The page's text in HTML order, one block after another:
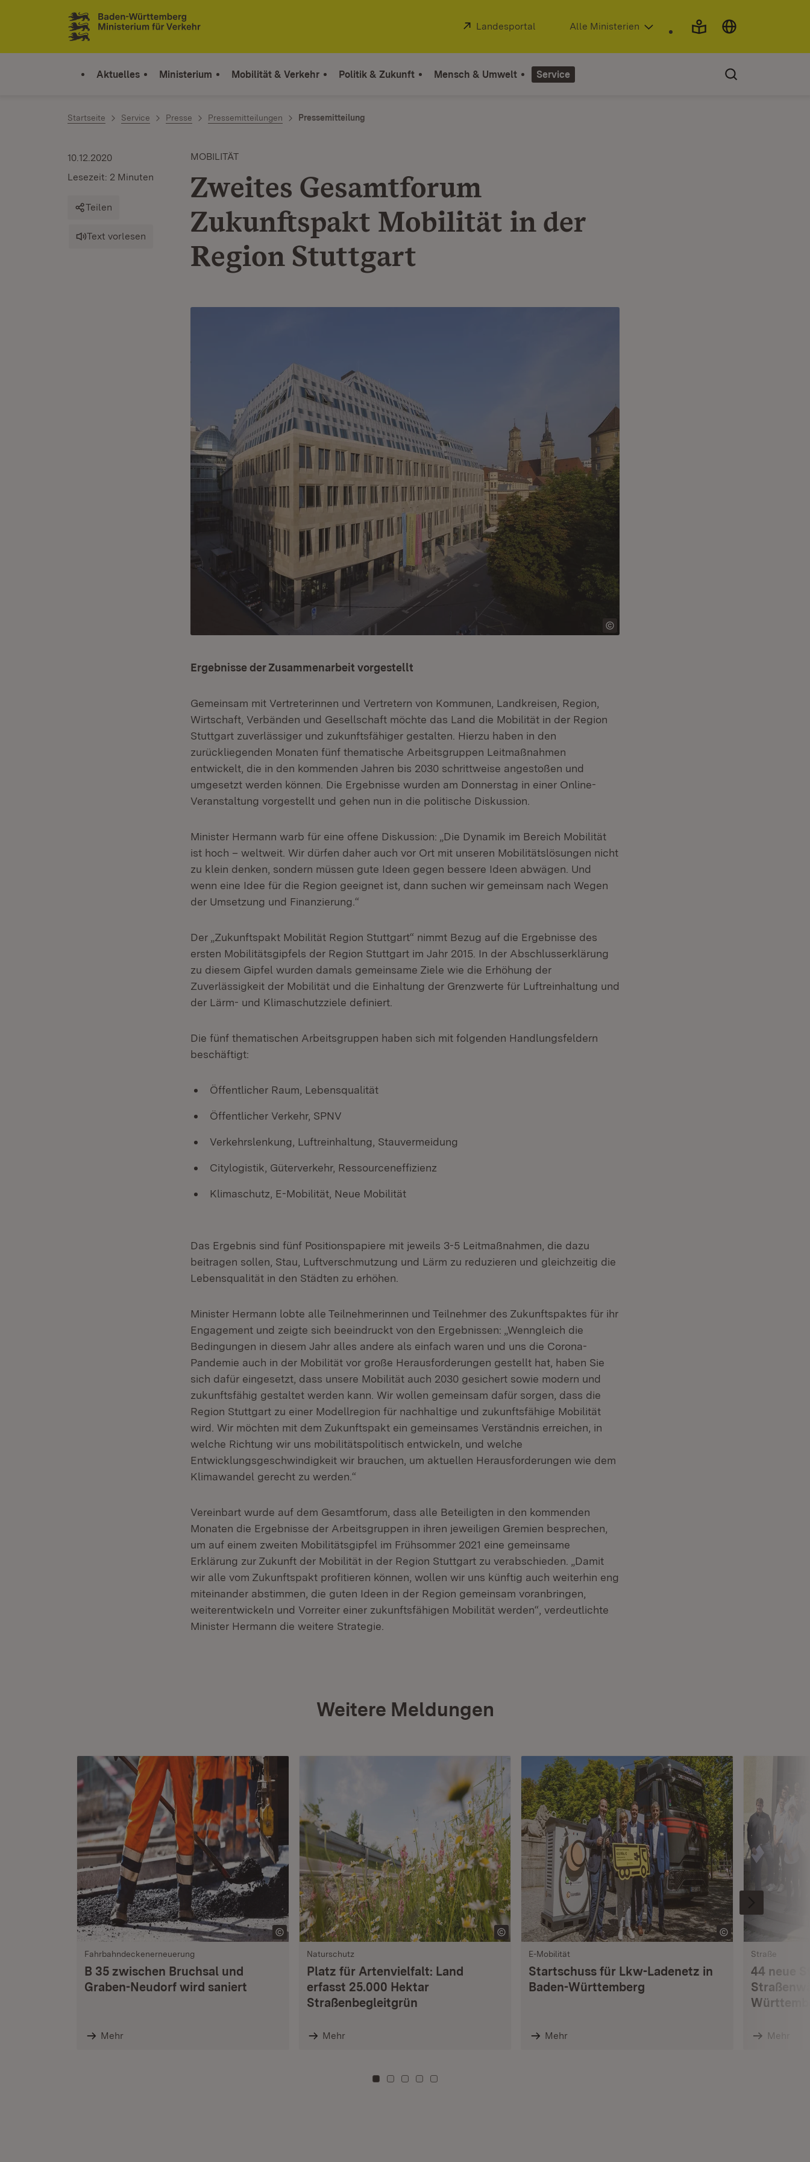
Zum Inhalt springen
Link zur Startseite
Extern:
Landesportal (Öffnet in neuem Fenster)
Alle Ministerien
Aktuelles Ministerium Mobilität & Verkehr Politik & Zukunft Mensch & Umwelt Service
Startseite Service Presse Pressemitteilungen Pressemitteilung
MOBILITÄT
Zweites Gesamtforum
Zukunftspakt Mobilität in der
Region Stuttgart
10.12.2020
Lesezeit: 2 Minuten
Teilen
Text vorlesen
Ergebnisse der Zusammenarbeit vorgestellt
Gemeinsam mit Vertreterinnen und Vertretern von Kommunen, Landkreisen, Region,
Wirtschaft, Verbänden und Gesellschaft möchte das Land die Mobilität in der Region
Stuttgart zuverlässiger und zukunftsfähiger gestalten. Hierzu haben in den
zurückliegenden Monaten fünf thematische Arbeitsgruppen Leitmaßnahmen
entwickelt, die in den kommenden Jahren bis 2030 schrittweise angestoßen und
umgesetzt werden können. Die Ergebnisse wurden am Donnerstag in einer Online-
Veranstaltung vorgestellt und gehen nun in die politische Diskussion.
Minister Hermann warb für eine offene Diskussion: „Die Dynamik im Bereich Mobilität
ist hoch – weltweit. Wir dürfen daher auch vor Ort mit unseren Mobilitätslösungen nicht
zu klein denken, sondern müssen gute Ideen gegen bessere Ideen abwägen. Und
wenn eine Idee für die Region geeignet ist, dann suchen wir gemeinsam nach Wegen
der Umsetzung und Finanzierung.“
Der „Zukunftspakt Mobilität Region Stuttgart“ nimmt Bezug auf die Ergebnisse des
ersten Mobilitätsgipfels der Region Stuttgart im Jahr 2015. In der Abschlusserklärung
zu diesem Gipfel wurden damals gemeinsame Ziele wie die Erhöhung der
Zuverlässigkeit der Mobilität und die Einhaltung der Grenzwerte für Luftreinhaltung und
der Lärm- und Klimaschutzziele definiert.
Die fünf thematischen Arbeitsgruppen haben sich mit folgenden Handlungsfeldern
beschäftigt:
Öffentlicher Raum, Lebensqualität
Öffentlicher Verkehr, SPNV
Verkehrslenkung, Luftreinhaltung, Stauvermeidung
Citylogistik, Güterverkehr, Ressourceneffizienz
Klimaschutz, E-Mobilität, Neue Mobilität
Das Ergebnis sind fünf Positionspapiere mit jeweils 3-5 Leitmaßnahmen, die dazu
beitragen sollen, Stau, Luftverschmutzung und Lärm zu reduzieren und gleichzeitig die
Lebensqualität in den Städten zu erhöhen.
Minister Hermann lobte alle Teilnehmerinnen und Teilnehmer des Zukunftspaktes für ihr
Engagement und zeigte sich beeindruckt von den Ergebnissen: „Wenngleich die
Bedingungen in diesem Jahr alles andere als einfach waren und uns die Corona-
Pandemie auch in der Mobilität vor große Herausforderungen gestellt hat, haben Sie
sich dafür eingesetzt, dass unsere Mobilität auch 2030 gesichert sowie modern und
zukunftsfähig gestaltet werden kann. Wir wollen gemeinsam dafür sorgen, dass die
Region Stuttgart zu einer Modellregion für nachhaltige und zukunftsfähige Mobilität
wird. Wir möchten mit dem Zukunftspakt ein gemeinsames Verständnis erreichen, in
welche Richtung wir uns mobilitätspolitisch entwickeln, und welche
Entwicklungsgeschwindigkeit wir brauchen, um aktuellen Herausforderungen wie dem
Klimawandel gerecht zu werden.“
Vereinbart wurde auf dem Gesamtforum, dass alle Beteiligten in den kommenden
Monaten die Ergebnisse der Arbeitsgruppen in ihren jeweiligen Gremien besprechen,
um auf einem zweiten Mobilitätsgipfel im Frühsommer 2021 eine gemeinsame
Erklärung zur Zukunft der Mobilität in der Region Stuttgart zu verabschieden. „Damit
wir alle vom Zukunftspakt profitieren können, wollen wir uns künftig auch weiterhin eng
miteinander abstimmen, die guten Ideen in der Region gemeinsam voranbringen,
weiterentwickeln und Vorreiter einer zukunftsfähigen Mobilität werden“, verdeutlichte
Minister Hermann die weitere Strategie.
Weitere Meldungen
Fahrbahndeckenerneuerung
B 35 zwischen Bruchsal und
Graben-Neudorf wird saniert
Mehr
Naturschutz
Platz für Artenvielfalt: Land
erfasst 25.000 Hektar
Straßenbegleitgrün
Mehr
E-Mobilität
Startschuss für Lkw-Ladenetz in
Baden-Württemberg
Mehr
Straße
44 neue
Mehr
Zu Kachel: 0
Zu Kachel: 3
Zu Kachel: 6
Zu Kachel: 9
Zu Kachel: 12